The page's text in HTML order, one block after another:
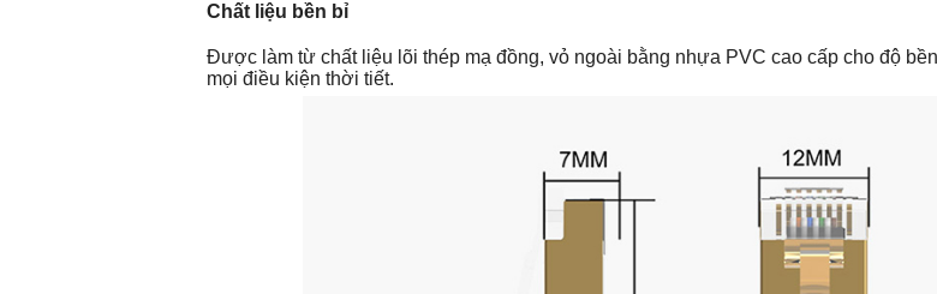
Chất liệu bền bỉ
Được làm từ chất liệu lõi thép mạ đồng, vỏ ngoài bằng nhựa PVC cao cấp cho độ
mọi điều kiện thời tiết.